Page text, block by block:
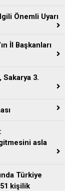
Önemli Uyarı
İl Başkanları
Sakarya 3.
asla
Türkiye
kişilik